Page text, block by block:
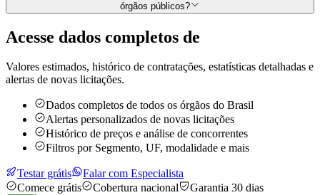
órgãos públicos?
Acesse dados completos de
Valores estimados, histórico de contratações, estatísticas detalhadas e
alertas de novas licitações.
Dados completos de todos os órgãos do Brasil
Alertas personalizados de novas licitações
Histórico de preços e análise de concorrentes
Filtros por Segmento, UF, modalidade e mais
Testar grátis
Falar com Especialista
Comece grátis
Cobertura nacional Garantia 30 dias